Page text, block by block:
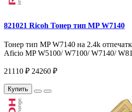
821021 Ricoh Тонер тип MP W7140
Тонер тип MP W7140 на 2.4k
Aficio MP W5100/ W7100/ W7140/
21110 ₽ 24260 ₽
Купить